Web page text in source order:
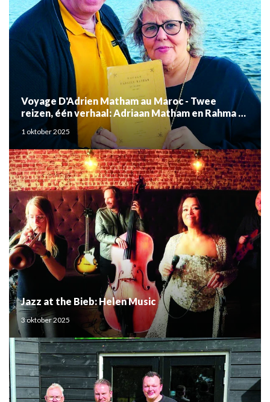
Voyage D'Adrien Matham au Maroc - Twee
reizen, één verhaal: Adriaan Matham en Rahma el
Mouden
1 oktober 2025
Jazz at the Bieb: Helen Music
3 oktober 2025